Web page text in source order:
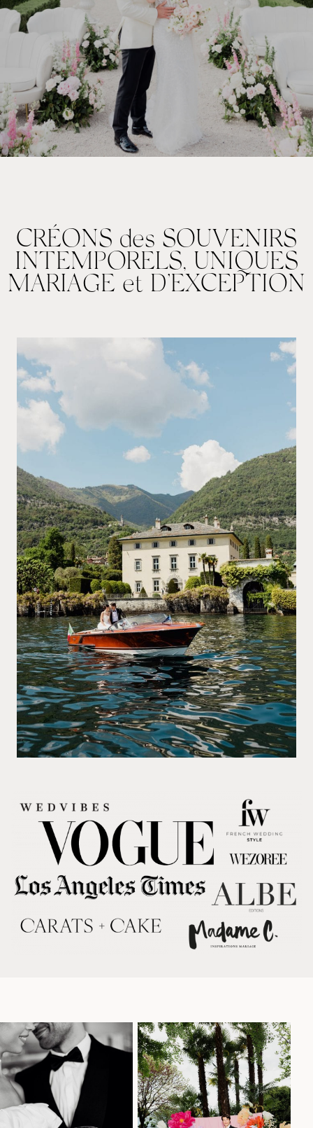
CRÉONS des SOUVENIRS
INTEMPORELS, UNIQUES
MARIAGE et D’EXCEPTION